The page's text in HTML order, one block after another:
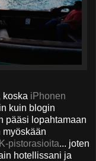
koska iPhonen
kuin blogin
pääsi lopahtamaan
myöskään
pistorasioita... joten
hotellissani ja